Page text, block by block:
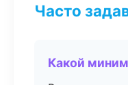
Часто
Какой